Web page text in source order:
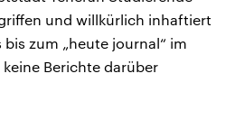
und willkürlich inhaftiert
zum „heute journal“ im
Berichte darüber